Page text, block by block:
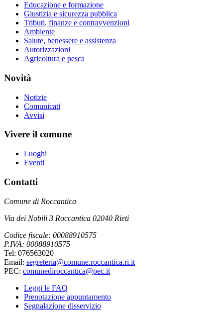
Educazione e formazione
Giustizia e sicurezza pubblica
Tributi, finanze e contravvenzioni
Ambiente
Salute, benessere e assistenza
Autorizzazioni
Agricoltura e pesca
Novità
Notizie
Comunicati
Avvisi
Vivere il comune
Luoghi
Eventi
Contatti
Comune di Roccantica
Via dei Nobili 3 Roccantica 02040 Rieti
Codice fiscale: 00088910575
P.IVA: 00088910575
Tel: 076563020
Email: segreteria@comune.roccantica.ri.it
PEC: comunediroccantica@pec.it
Leggi le FAQ
Prenotazione appuntamento
Segnalazione disservizio